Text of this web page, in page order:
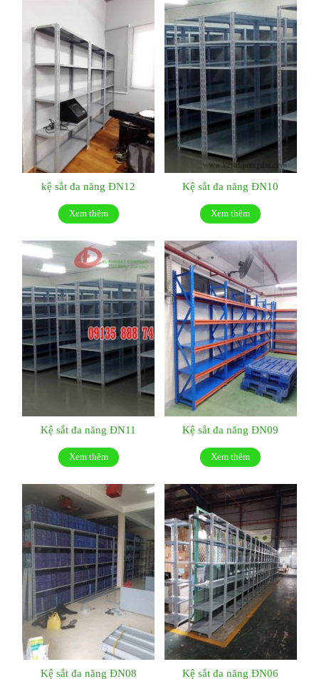
kệ sắt đa năng ĐN12
Xem thêm
Kệ sắt đa năng ĐN10
Xem thêm
Kệ sắt đa năng ĐN11
Xem thêm
Kệ sắt đa năng ĐN09
Xem thêm
Kệ sắt đa năng ĐN08 Kệ sắt đa năng ĐN06